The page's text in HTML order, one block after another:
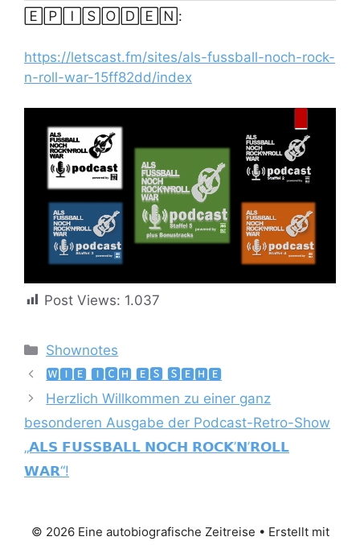
🄴🄿🄸🅂🄾🄳🄴🄽:
https://letscast.fm/sites/als-fussball-noch-rock-
n-roll-war-15ff82dd/index
Post Views: 1.037
Kategorien
Shownotes
🆆🅸🅴 🅸🅲🅷 🅴🆂 🆂🅴🅷🅴
Herzlich Willkommen zu einer ganz
besonderen Ausgabe der Podcast-Retro-Show
„𝗔𝗟𝗦 𝗙𝗨𝗦𝗦𝗕𝗔𝗟𝗟 𝗡𝗢𝗖𝗛 𝗥𝗢𝗖𝗞’𝗡’𝗥𝗢𝗟𝗟
𝗪𝗔𝗥“!
© 2026 Eine autobiografische Zeitreise • Erstellt mit